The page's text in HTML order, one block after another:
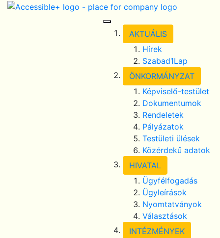
Skip Navigation
Toggle Navigation
AKTUÁLIS
Hírek
Szabad1Lap
ÖNKORMÁNYZAT
Képviselő-testület
Dokumentumok
Rendeletek
Pályázatok
Testületi ülések
Közérdekű adatok
HIVATAL
Ügyfélfogadás
Ügyleírások
Nyomtatványok
Választások
INTÉZMÉNYEK